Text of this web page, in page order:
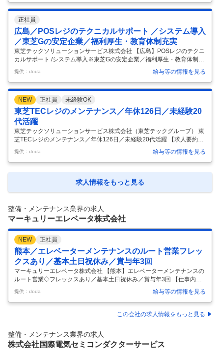
様も製品も身近に感じられる～ ・お客様が使用するPOSシステムおよび
構成機器の死活監視・問い合わせ対応・リモートでの障害対応。 ・東芝
テック営業担当と協力したソリューション提案。 ～時差勤務でメリハリ
のある働き方が可能～ ・店舗システムの導入コントロール ・店舗システ
ムやネットワーク関連のテクニカルサポート（ヘルプデスク） ・オ
…
正社員
広島／POSレジのテクニカルサポート ／システム導入
／東芝Gの安定企業／福利厚生・教育体制充実
東芝テックソリューションサービス株式会社 【広島】POSレジのテクニ
カルサポート /システム導入※東芝Gの安定企業／福利厚生・教育体制充
実 【仕事内容】 【広島】POSレジのテクニカルサポート /システム導入
※東芝Gの安定企業／福利厚生・教育体制充実 【具体的な仕事内容】 ★
東芝グループ充実の福利厚生/住宅補助あり/教育・研修体制充実/平均勤
続年数20年以上/POSレジ業界シェアNo1★ ≪当社について≫ 当社は東
芝テックの完全子会社として、1973年設立以来、POSシステムやデジタ
ル複合機の導入から保守・運用まで全国120拠点でトータルサポート。
安心の技術力でお客様の店舗・オフィスを支え続け
提供：doda 給与等の情報を見る
NEW 正社員 未経験OK
東芝TECレジのメンテナンス／年休126日／未経験20
代活躍
東芝テックソリューションサービス株式会社（東芝テックグループ） 東
芝TECレジのメンテナンス／年休126日／未経験20代活躍 【求人要約】
プライム市場上場★東芝テックグループの安定感◎ 未経験歓迎★3カ月
育成で一生モノの技術が身につく 働きやすさ★年休126日・住宅補助・
賞与4カ月以上 【仕事内容】 【国内シェアトップクラス！】POSシステ
ムなどのメンテナンスや、導入・設置作業などをお任せします。 【具体
的な仕事内容】 ＜Pick upタブもぜひご覧ください！＞ 国内シェアNo.1
提供：doda 給与等の情報を見る
求人情報をもっと見る
整備・メンテナンス業界の求人
マーキュリーエレベータ株式会社
NEW 正社員
熊本／エレベーターメンテナンスのルート営業フレッ
クスあり／基本土日祝休み／賞与年3回
マーキュリーエレベータ株式会社 【熊本】エレベーターメンテナンスの
ルート営業◇フレックスあり／基本土日祝休み／賞与年3回 【仕事内
容】 【熊本】エレベーターメンテナンスのルート営業◇フレックスあり
／基本土日祝休み／賞与年3回 【具体的な仕事内容】 オーチスグループ
の安定基盤／既存顧客中心のルート営業／高成約率／裁量大きく活躍／
メーカー問わず対応できる高技術力／メンテナンス・リニューアル提案
の提案をお任せします。 ■具体的な業務内容： ・お客様へ訪問 ・エレベ
ータ…
提供：doda 給与等の情報を見る
この会社の求人情報をもっと見る
整備・メンテナンス業界の求人
株式会社国際電気セミコンダクターサービス